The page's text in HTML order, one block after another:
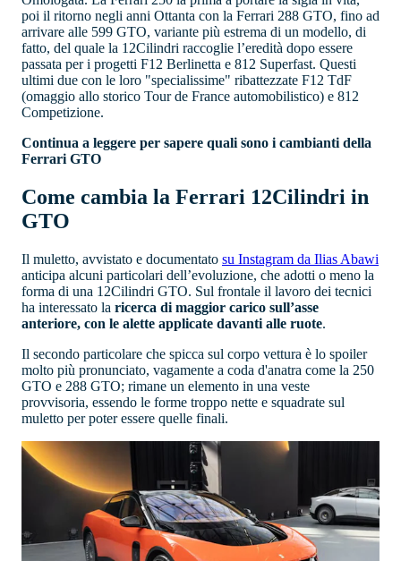
poi il ritorno negli anni Ottanta con la Ferrari 288 GTO, fino ad
arrivare alle 599 GTO, variante più estrema di un modello, di
fatto, del quale la 12Cilindri raccoglie l’eredità dopo essere
passata per i progetti F12 Berlinetta e 812 Superfast. Questi
ultimi due con le loro "specialissime" ribattezzate F12 TdF
(omaggio allo storico Tour de France automobilistico) e 812
Competizione.
Continua a leggere per sapere quali sono i cambianti della
Ferrari GTO
Come cambia la Ferrari 12Cilindri in
GTO
Il muletto, avvistato e documentato su Instagram da Ilias Abawi
anticipa alcuni particolari dell’evoluzione, che adotti o meno la
forma di una 12Cilindri GTO. Sul frontale il lavoro dei tecnici
ha interessato la ricerca di maggior carico sull’asse
anteriore, con le alette applicate davanti alle ruote.
Il secondo particolare che spicca sul corpo vettura è lo spoiler
molto più pronunciato, vagamente a coda d'anatra come la 250
GTO e 288 GTO; rimane un elemento in una veste
provvisoria, essendo le forme troppo nette e squadrate sul
muletto per poter essere quelle finali.